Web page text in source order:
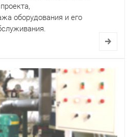
оборудования и его